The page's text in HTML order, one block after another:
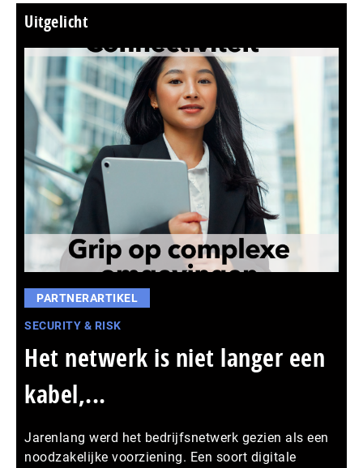
Uitgelicht
PARTNERARTIKEL
SECURITY & RISK
Het netwerk is niet langer een
kabel,...
Jarenlang werd het bedrijfsnetwerk gezien als een
noodzakelijke voorziening. Een soort digitale